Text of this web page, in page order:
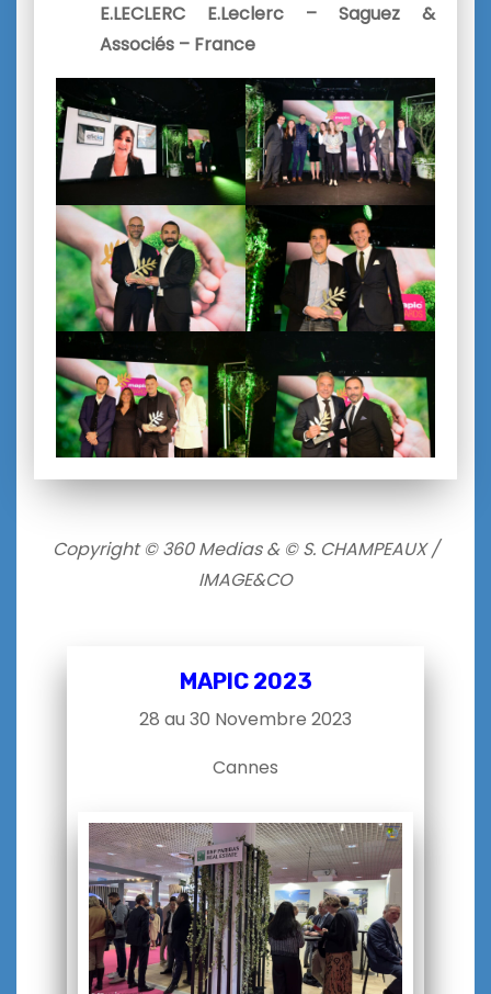
E.LECLERC E.Leclerc – Saguez &
Associés – France
Copyright © 360 Medias & © S. CHAMPEAUX /
IMAGE&CO
MAPIC 2023
28 au 30 Novembre 2023
Cannes